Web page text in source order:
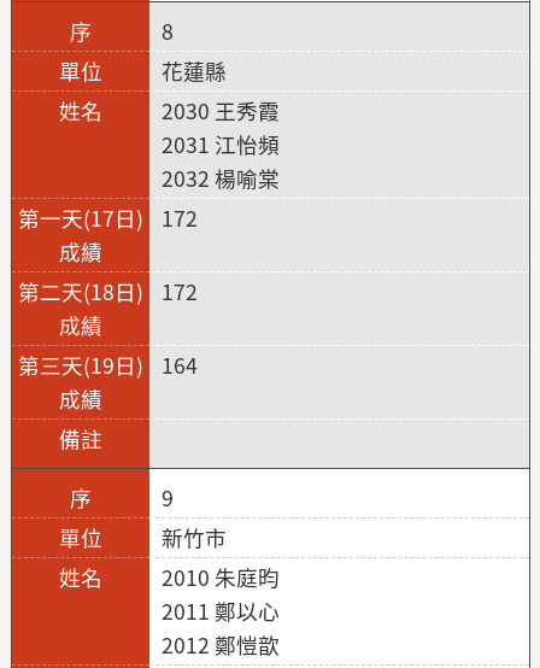
8
花蓮縣
2030 王秀霞
2031 江怡頻
2032 楊喻棠
172
172
164
9
新竹市
2010 朱庭昀
2011 鄭以心
2012 鄭愷歆